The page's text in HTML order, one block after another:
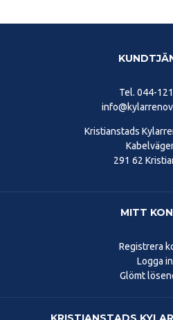
Tel. 044-
Kristianstads
291 62
MITT
Registrera
Logga in
Glömt